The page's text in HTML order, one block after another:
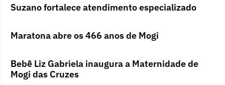
Suzano fortalece atendimento especializado
Maratona abre os 466 anos de Mogi
Bebê Liz Gabriela inaugura a Maternidade de
Mogi das Cruzes